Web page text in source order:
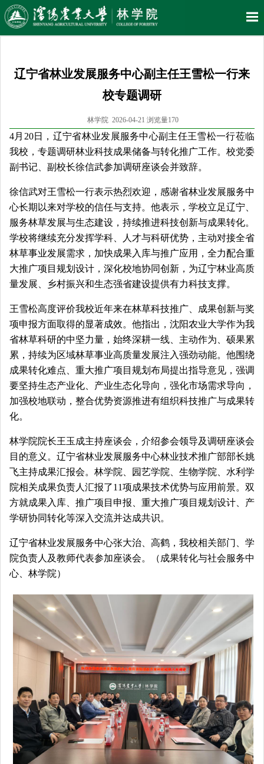
辽宁省林业发展服务中心副主任王雪松一行来
校专题调研
林学院 2026-04-21 浏览量170
4月20日，辽宁省林业发展服务中心副主任王雪松一行莅临
我校，专题调研林业科技成果储备与转化推广工作。校党委
副书记、副校长徐信武参加调研座谈会并致辞。
徐信武对王雪松一行表示热烈欢迎，感谢省林业发展服务中
心长期以来对学校的信任与支持。他表示，学校立足辽宁、
服务林草发展与生态建设，持续推进科技创新与成果转化。
学校将继续充分发挥学科、人才与科研优势，主动对接全省
林草事业发展需求，加快成果入库与推广应用，全力配合重
大推广项目规划设计，深化校地协同创新，为辽宁林业高质
量发展、乡村振兴和生态强省建设提供有力科技支撑。
王雪松高度评价我校近年来在林草科技推广、成果创新与奖
项申报方面取得的显著成效。他指出，沈阳农业大学作为我
省林草科研的中坚力量，始终深耕一线、主动作为、硕果累
累，持续为区域林草事业高质量发展注入强劲动能。他围绕
成果转化难点、重大推广项目规划布局提出指导意见，强调
要坚持生态产业化、产业生态化导向，强化市场需求导向，
加强校地联动，整合优势资源推进有组织科技推广与成果转
化。
林学院院长王玉成主持座谈会，介绍参会领导及调研座谈会
目的意义。辽宁省林业发展服务中心林业技术推广部部长姚
飞主持成果汇报会。林学院、园艺学院、生物学院、水利学
院相关成果负责人汇报了11项成果技术优势与应用前景。双
方就成果入库、推广项目申报、重大推广项目规划设计、产
学研协同转化等深入交流并达成共识。
辽宁省林业发展服务中心张大治、高鹤，我校相关部门、学
院负责人及教师代表参加座谈会。（ 成果转化与社会服务中
心、 林学院）